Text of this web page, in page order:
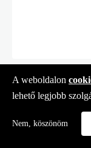
A weboldalon
lehető legjobb
Nem, köszönöm